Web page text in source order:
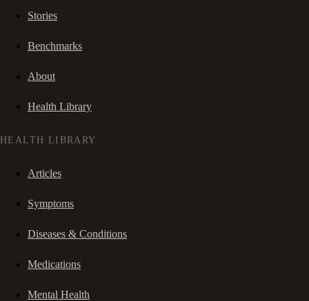
Stories
Benchmarks
About
Health Library
HEALTH LIBRARY
Articles
Symptoms
Diseases & Conditions
Medications
Mental Health